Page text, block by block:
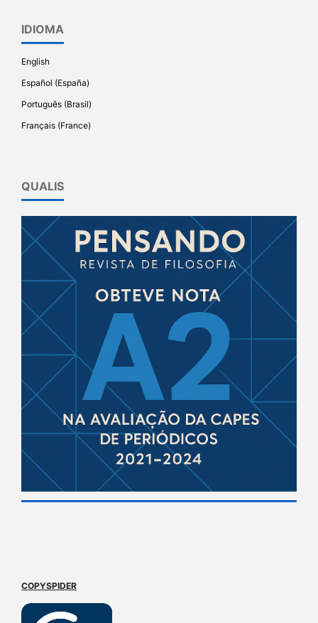
IDIOMA
English
Español (España)
Português (Brasil)
Français (France)
QUALIS
COPYSPIDER